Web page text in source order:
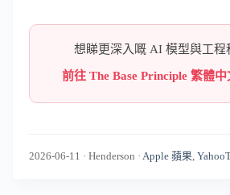
想睇更深入嘅 AI 模型與工程
前往 The Base Principle 繁體
2026-06-11 · Henderson · Apple 蘋果,